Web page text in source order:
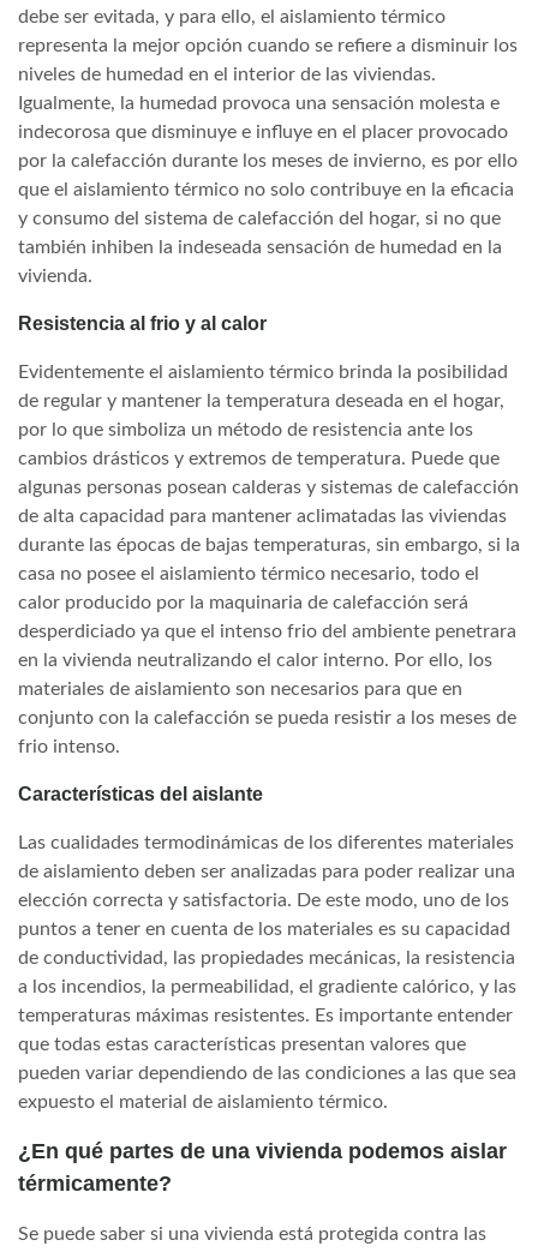
debe ser evitada, y para ello, el aislamiento térmico
representa la mejor opción cuando se refiere a disminuir los
niveles de humedad en el interior de las viviendas.
Igualmente, la humedad provoca una sensación molesta e
indecorosa que disminuye e influye en el placer provocado
por la calefacción durante los meses de invierno, es por ello
que el aislamiento térmico no solo contribuye en la eficacia
y consumo del sistema de calefacción del hogar, si no que
también inhiben la indeseada sensación de humedad en la
vivienda.
Resistencia al frio y al calor
Evidentemente el aislamiento térmico brinda la posibilidad
de regular y mantener la temperatura deseada en el hogar,
por lo que simboliza un método de resistencia ante los
cambios drásticos y extremos de temperatura. Puede que
algunas personas posean calderas y sistemas de calefacción
de alta capacidad para mantener aclimatadas las viviendas
durante las épocas de bajas temperaturas, sin embargo, si la
casa no posee el aislamiento térmico necesario, todo el
calor producido por la maquinaria de calefacción será
desperdiciado ya que el intenso frio del ambiente penetrara
en la vivienda neutralizando el calor interno. Por ello, los
materiales de aislamiento son necesarios para que en
conjunto con la calefacción se pueda resistir a los meses de
frio intenso.
Características del aislante
Las cualidades termodinámicas de los diferentes materiales
de aislamiento deben ser analizadas para poder realizar una
elección correcta y satisfactoria. De este modo, uno de los
puntos a tener en cuenta de los materiales es su capacidad
de conductividad, las propiedades mecánicas, la resistencia
a los incendios, la permeabilidad, el gradiente calórico, y las
temperaturas máximas resistentes. Es importante entender
que todas estas características presentan valores que
pueden variar dependiendo de las condiciones a las que sea
expuesto el material de aislamiento térmico.
¿En qué partes de una vivienda podemos aislar
térmicamente?
Se puede saber si una vivienda está protegida contra las